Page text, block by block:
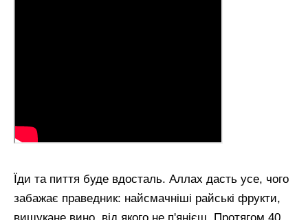
Їди та пиття буде вдосталь. Аллах дасть усе, чого
забажає праведник: найсмачніші райські фрукти,